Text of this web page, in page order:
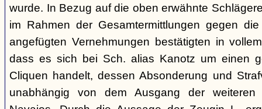
wurde. In Bezug auf die oben erwähnte
im Rahmen der Gesamtermittlungen gegen
angefügten Vernehmungen bestätigten in
dass es sich bei Sch. alias Kanotz um einen
Cliquen handelt, dessen Absonderung und
unabhängig von dem Ausgang der weiteren